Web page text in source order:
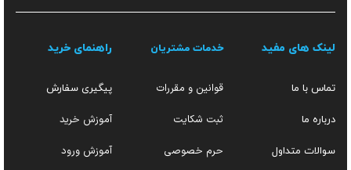
لینک های مفید
تماس با ما
درباره ما
سوالات متداول
خدمات مشتریان
قوانین و مقررات
ثبت شکایت
حرم خصوصی
راهنمای خرید
پیگیری سفارش
آموزش خرید
آموزش ورود